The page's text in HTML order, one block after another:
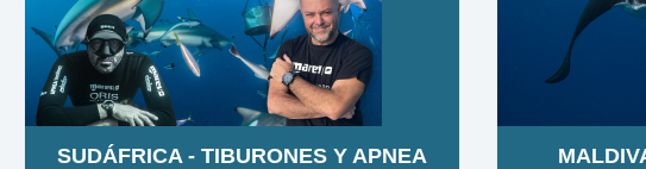
SUDÁFRICA - TIBURONES Y APNEA